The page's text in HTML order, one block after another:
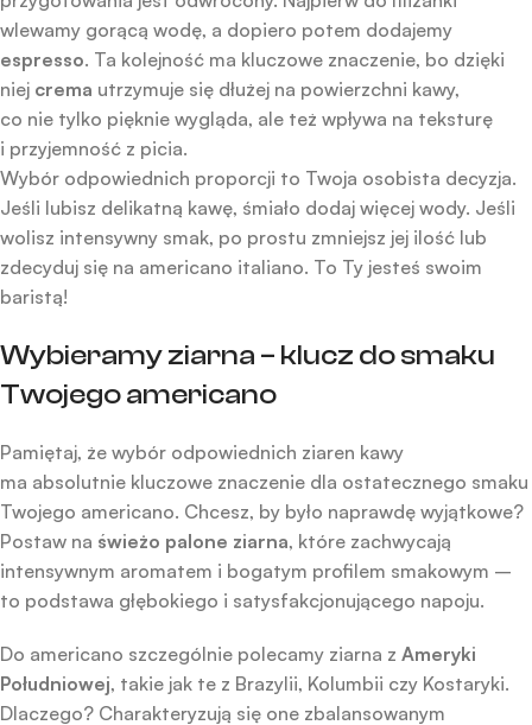
wlewamy gorącą wodę, a dopiero potem dodajemy
espresso. Ta kolejność ma kluczowe znaczenie, bo dzięki
niej crema utrzymuje się dłużej na powierzchni kawy,
co nie tylko pięknie wygląda, ale też wpływa na teksturę
i przyjemność z picia.
Wybór odpowiednich proporcji to Twoja osobista decyzja.
Jeśli lubisz delikatną kawę, śmiało dodaj więcej wody. Jeśli
wolisz intensywny smak, po prostu zmniejsz jej ilość lub
zdecyduj się na americano italiano. To Ty jesteś swoim
baristą!
Wybieramy ziarna – klucz do smaku
Twojego americano
Pamiętaj, że wybór odpowiednich ziaren kawy
ma absolutnie kluczowe znaczenie dla ostatecznego smaku
Twojego americano. Chcesz, by było naprawdę wyjątkowe?
Postaw na świeżo palone ziarna, które zachwycają
intensywnym aromatem i bogatym profilem smakowym –
to podstawa głębokiego i satysfakcjonującego napoju.
Do americano szczególnie polecamy ziarna z Ameryki
Południowej, takie jak te z Brazylii, Kolumbii czy Kostaryki.
Dlaczego? Charakteryzują się one zbalansowanym